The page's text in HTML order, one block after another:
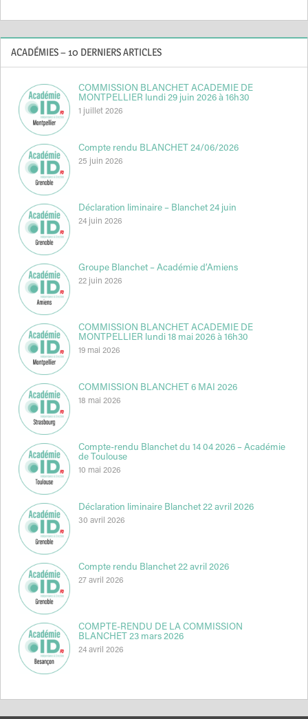
ACADÉMIES – 10 DERNIERS ARTICLES
COMMISSION BLANCHET ACADEMIE DE
MONTPELLIER lundi 29 juin 2026 à 16h30
1 juillet 2026
Compte rendu BLANCHET 24/06/2026
25 juin 2026
Déclaration liminaire – Blanchet 24 juin
24 juin 2026
Groupe Blanchet – Académie d’Amiens
22 juin 2026
COMMISSION BLANCHET ACADEMIE DE
MONTPELLIER lundi 18 mai 2026 à 16h30
19 mai 2026
COMMISSION BLANCHET 6 MAI 2026
18 mai 2026
Compte-rendu Blanchet du 14 04 2026 – Académie
de Toulouse
10 mai 2026
Déclaration liminaire Blanchet 22 avril 2026
30 avril 2026
Compte rendu Blanchet 22 avril 2026
27 avril 2026
COMPTE-RENDU DE LA COMMISSION
BLANCHET 23 mars 2026
24 avril 2026